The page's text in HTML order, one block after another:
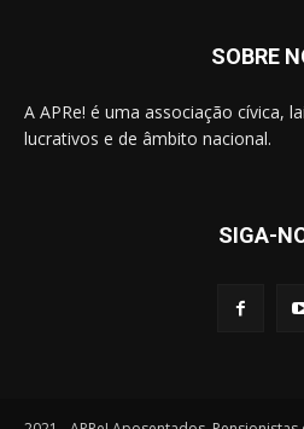
SOBRE
A APRe! é uma associação cívica,
lucrativos e de âmbito nacional.
SIGA-